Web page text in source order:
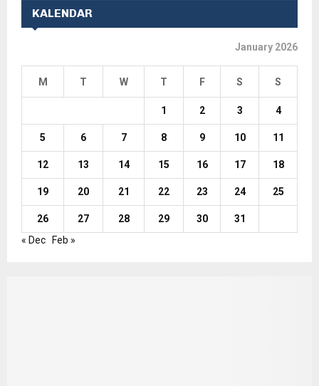
KALENDAR
January 2026
M T W T F S S
1 2 3 4
5 6 7 8 9 10 11
12 13 14 15 16 17 18
19 20 21 22 23 24 25
26 27 28 29 30
31
« Dec
Feb »